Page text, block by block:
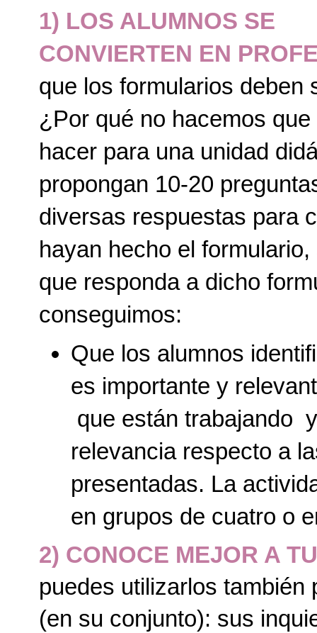
1) LOS ALUMNOS SE
CONVIERTEN EN
que los formularios deben
¿Por qué no hacemos
hacer para una unidad
propongan 10-20
diversas respuestas para
hayan hecho el
que responda a dicho
conseguimos:
Que los alumnos
es importante y
que están trabajando
relevancia respecto a
presentadas. La
en grupos de cuatro o
2) CONOCE MEJOR A
puedes utilizarlos
(en su conjunto): sus